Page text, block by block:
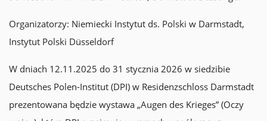
Organizatorzy: Niemiecki Instytut ds. Polski w Darmstadt,
Instytut Polski Düsseldorf
W dniach 12.11.2025 do 31 stycznia 2026 w siedzibie
Deutsches Polen-Institut (DPI) w Residenzschloss Darmstadt
prezentowana będzie wystawa „Augen des Krieges” (Oczy